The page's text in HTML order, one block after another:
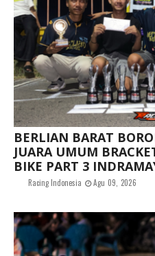
BERLIAN BARAT
JUARA UMUM
BIKE PART 3
Racing Indonesia Agu 09, 2026